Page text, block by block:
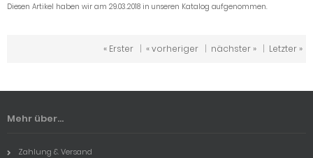
Diesen Artikel haben wir am 29.03.2018 in unseren Katalog aufgenommen.
« Erster | « vorheriger | nächster » | Letzter »
Mehr über...
Zahlung & Versand